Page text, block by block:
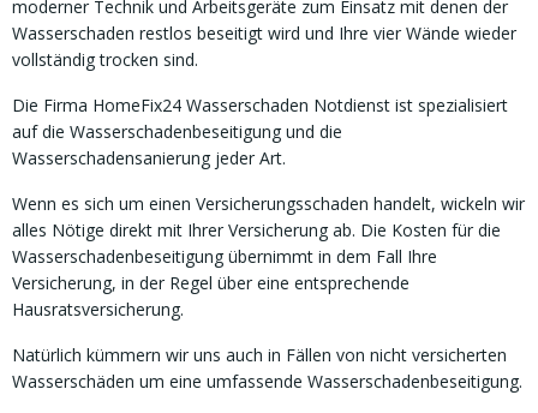
moderner Technik und Arbeitsgeräte zum Einsatz mit denen der
Wasserschaden restlos beseitigt wird und Ihre vier Wände wieder
vollständig trocken sind.
Die Firma HomeFix24 Wasserschaden Notdienst ist spezialisiert
auf die Wasserschadenbeseitigung und die
Wasserschadensanierung jeder Art.
Wenn es sich um einen Versicherungsschaden handelt, wickeln wir
alles Nötige direkt mit Ihrer Versicherung ab. Die Kosten für die
Wasserschadenbeseitigung übernimmt in dem Fall Ihre
Versicherung, in der Regel über eine entsprechende
Hausratsversicherung.
Natürlich kümmern wir uns auch in Fällen von nicht versicherten
Wasserschäden um eine umfassende Wasserschadenbeseitigung.